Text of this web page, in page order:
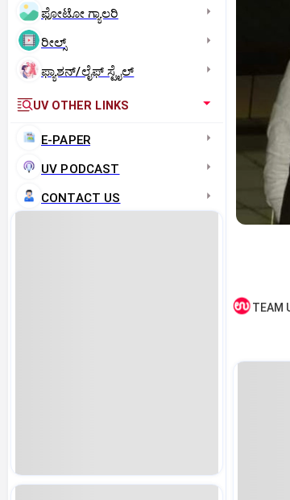
ಫೋಟೋ ಗ್ಯಾಲರಿ
ರೀಲ್ಸ್
ಫ್ಯಾಶನ್/ಲೈಫ್‌ ಸ್ಟೈಲ್
UV OTHER LINKS
E-PAPER
UV PODCAST
CONTACT US
TEAM